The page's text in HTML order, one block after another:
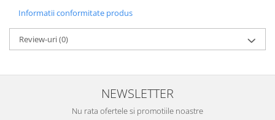
Informatii conformitate produs
Review-uri(0)
NEWSLETTER
Nu rata ofertele si promotiile noastre